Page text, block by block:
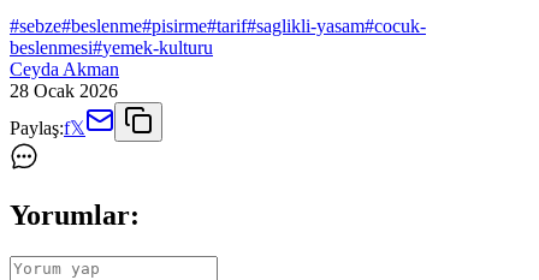
#sebze#beslenme#pisirme#tarif#saglikli-yasam#cocuk-
beslenmesi#yemek-kulturu
Ceyda Akman
28 Ocak 2026
Paylaş:f𝕏
Yorumlar: